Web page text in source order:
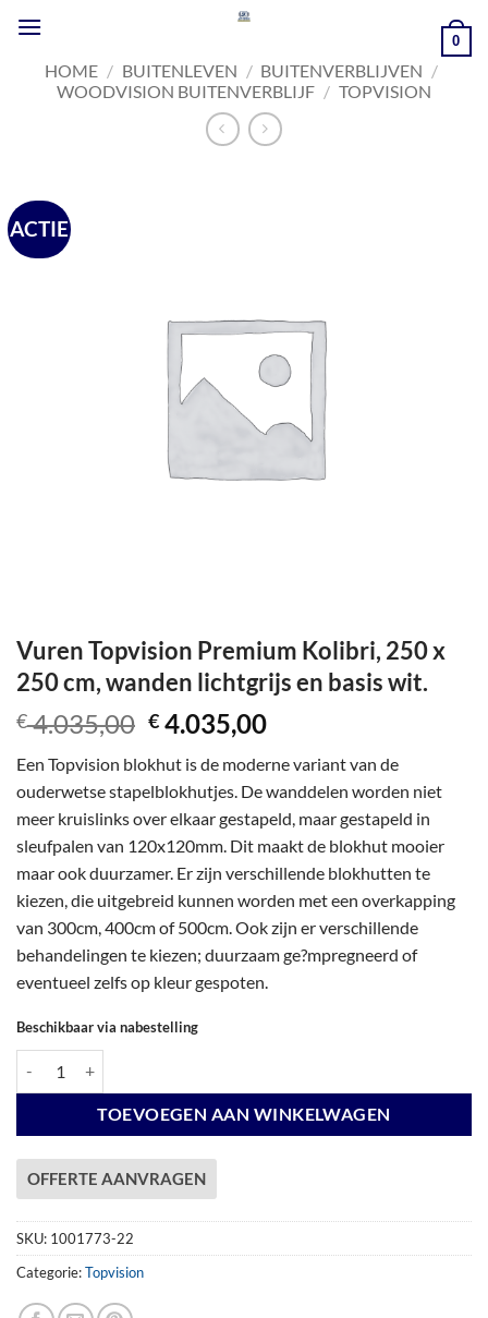
naar
inhoud
0
HOME / BUITENLEVEN / BUITENVERBLIJVEN /
WOODVISION BUITENVERBLIJF / TOPVISION
ACTIE
Vuren Topvision Premium Kolibri, 250 x
250 cm, wanden lichtgrijs en basis wit.
€4.035,00 Oorspronkelijke
was:
€ 4.035,00.
€ 4.035,00Huidige
is:
€ 4.035,00.
Een Topvision blokhut is de moderne variant van de
ouderwetse stapelblokhutjes. De wanddelen worden niet
meer kruislinks over elkaar gestapeld, maar gestapeld in
sleufpalen van 120x120mm. Dit maakt de blokhut mooier
maar ook duurzamer. Er zijn verschillende blokhutten te
kiezen, die uitgebreid kunnen worden met een overkapping
van 300cm, 400cm of 500cm. Ook zijn er verschillende
behandelingen te kiezen; duurzaam ge?mpregneerd of
eventueel zelfs op kleur gespoten.
Beschikbaar via nabestelling
TOEVOEGEN AAN WINKELWAGEN
OFFERTE AANVRAGEN
SKU: 1001773-22
Categorie:Topvision